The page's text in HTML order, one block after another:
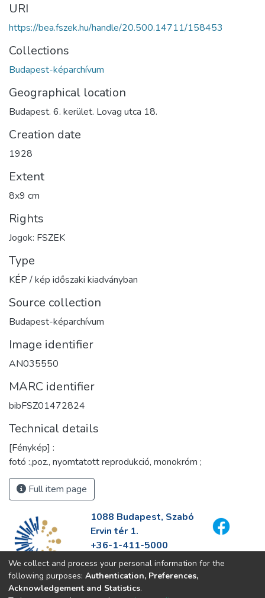
URI
https://bea.fszek.hu/handle/20.500.14711/158453
Collections
Budapest-képarchívum
Geographical location
Budapest. 6. kerület. Lovag utca 18.
Creation date
1928
Extent
8x9 cm
Rights
Jogok: FSZEK
Type
KÉP / kép időszaki kiadványban
Source collection
Budapest-képarchívum
Image identifier
AN035550
MARC identifier
bibFSZ01472824
Technical details
[Fénykép] :
fotó :,poz., nyomtatott reprodukció, monokróm ;
Full item page
1088 Budapest, Szabó
Ervin tér 1.
+36-1-411-5000
info@fszek.hu
https://fszek.hu
We collect and process your personal information for the
following purposes: Authentication, Preferences,
Acknowledgement and Statistics.